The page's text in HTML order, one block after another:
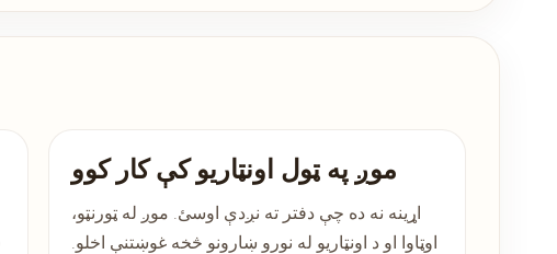
موږ په ټول اونټاریو کې کار کوو
اړینه نه ده چې دفتر ته نږدې اوسئ. موږ له ټورنټو،
اوټاوا او د اونټاریو له نورو ښارونو څخه غوښتنې اخلو.